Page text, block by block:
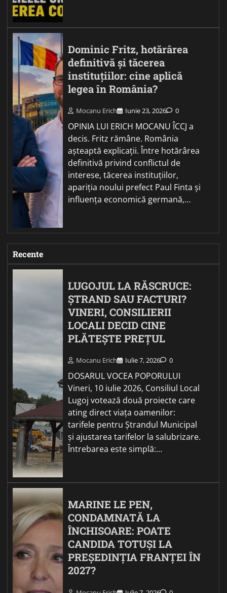
Dominic Fritz, hotărârea
definitivă și tăcerea
instituțiilor: cine aplică
legea în România?
Mocanu Erich Iunie 23, 2026 0
OPINIA LUI ERICH MOCANU ÎCCJ a
decis. Fritz rămâne. România
așteaptă explicații. Între hotărârea
definitivă privind conflictul de
interese, tăcerea instituțiilor,
apariția noului prefect Paul Finta și
influența economică germană,…
Recente
LUGOJUL LA RĂSCRUCE:
ȘTRAND SAU FACTURI?
VINERI, CONSILIERII
LOCALI DECID CINE
PLĂTEȘTE PREȚUL
Mocanu Erich Iulie 7, 2026 0
DOSARUL VOCEA POPORULUI
Vineri, 10 iulie 2026, Consiliul Local
Lugoj votează două proiecte care
ating direct viața oamenilor:
tarifele pentru Ștrandul Municipal
și ajustarea tarifelor la salubrizare.
Întrebarea este simplă:…
MARINE LE PEN,
CONDAMNATĂ LA
ÎNCHISOARE: POATE
CANDIDA TOTUȘI LA
PREȘEDINȚIA FRANȚEI ÎN
2027?